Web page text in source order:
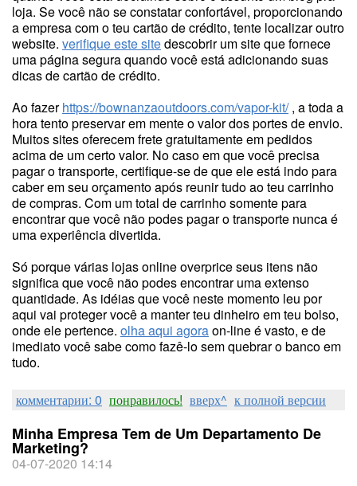
loja. Se você não se constatar confortável, proporcionando
a empresa com o teu cartão de crédito, tente localizar outro
website. verifique este sitedescobrir um site que fornece
uma página segura quando você está adicionando suas
dicas de cartão de crédito.
Ao fazerhttps://bownanzaoutdoors.com/vapor-kit/, a toda a
hora tento preservar em mente o valor dos portes de envio.
Muitos sites oferecem frete gratuitamente em pedidos
acima de um certo valor. No caso em que você precisa
pagar o transporte, certifique-se de que ele está indo para
caber em seu orçamento após reunir tudo ao teu carrinho
de compras. Com um total de carrinho somente para
encontrar que você não podes pagar o transporte nunca é
uma experiência divertida.
Só porque várias lojas online overprice seus itens não
significa que você não podes encontrar uma extenso
quantidade. As idéias que você neste momento leu por
aqui vai proteger você a manter teu dinheiro em teu bolso,
onde ele pertence. olha aqui agoraon-line é vasto, e de
imediato você sabe como fazê-lo sem quebrar o banco em
tudo.
комментарии: 0 понравилось! вверх^ к полной версии
Minha Empresa Tem de Um Departamento De
Marketing?
04-07-2020 14:14